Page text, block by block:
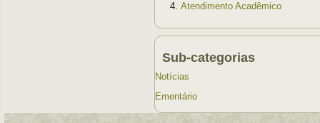
Atendimento Acadêmico
Sub-categorias
Notícias
Ementário